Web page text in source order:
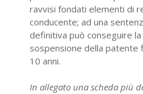
ravvisi fondati elementi di
conducente; ad una
definitiva può conseguire
sospensione della patente
10 anni.
In allegato una scheda più